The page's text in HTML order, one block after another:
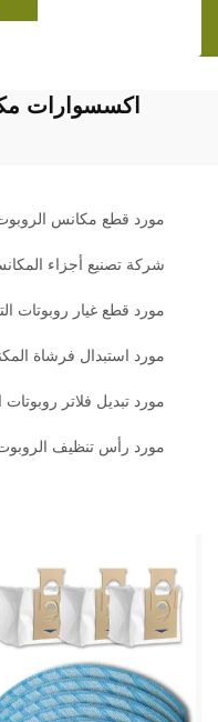
اكسسوارات
مورد قطع مكانس
شركة تصنيع أجزاء
مورد قطع غيار روبوتات
مورد استبدال فرشاة
مورد تبديل فلاتر روبوتات
مورد رأس تنظيف